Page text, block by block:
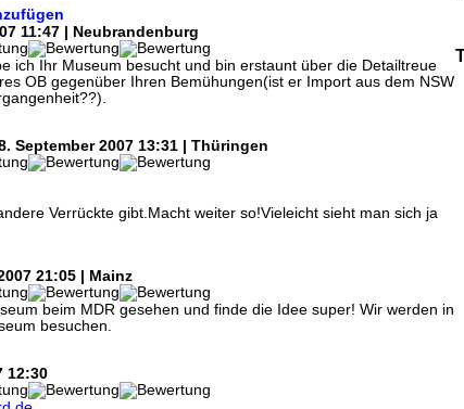
11:47 | Neubrandenburg
ich Ihr Museum besucht und bin erstaunt über die Detailtreue
OB gegenüber Ihren Bemühungen(ist er Import aus dem NSW
September 2007 13:31 | Thüringen
Verrückte gibt.Macht weiter so!Vieleicht sieht man sich ja
21:05 | Mainz
beim MDR gesehen und finde die Idee super! Wir werden in
besuchen.
12:30